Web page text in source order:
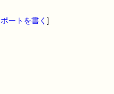
ートを書く ]